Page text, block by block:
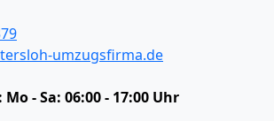
umzugsfirma.de
Mo - Sa: 06:00 - 17:00 Uhr